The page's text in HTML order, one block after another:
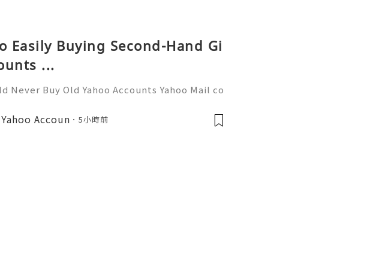
Easily Buying Second-Hand Gi
...
Never Buy Old Yahoo Accounts Yahoo Mail co
business correspondence, and online a
Because of
Accoun 5小時前